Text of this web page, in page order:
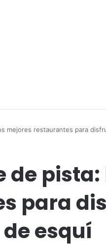
mejores restaurantes para
de
para
esquí